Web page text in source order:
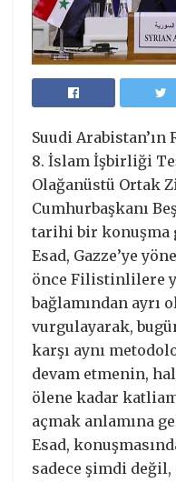
Suudi
8. İslam İşbirliği
Olağanüstü Ortak
Cumhurbaşkanı
tarihi bir konuşma
Esad, Gazze’ye
önce Filistinlilere
bağlamından ayrı
vurgulayarak,
karşı aynı
devam etmenin,
ölene kadar
açmak anlamına
Esad,
sadece şimdi değil,